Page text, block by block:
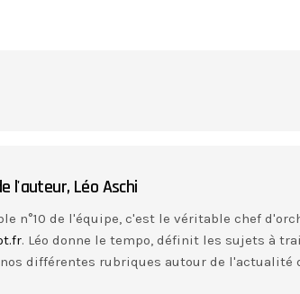
l'auteur, Léo Aschi
n°10 de l'équipe, c'est le véritable chef
. Léo donne le tempo, définit les sujets à
différentes rubriques autour de